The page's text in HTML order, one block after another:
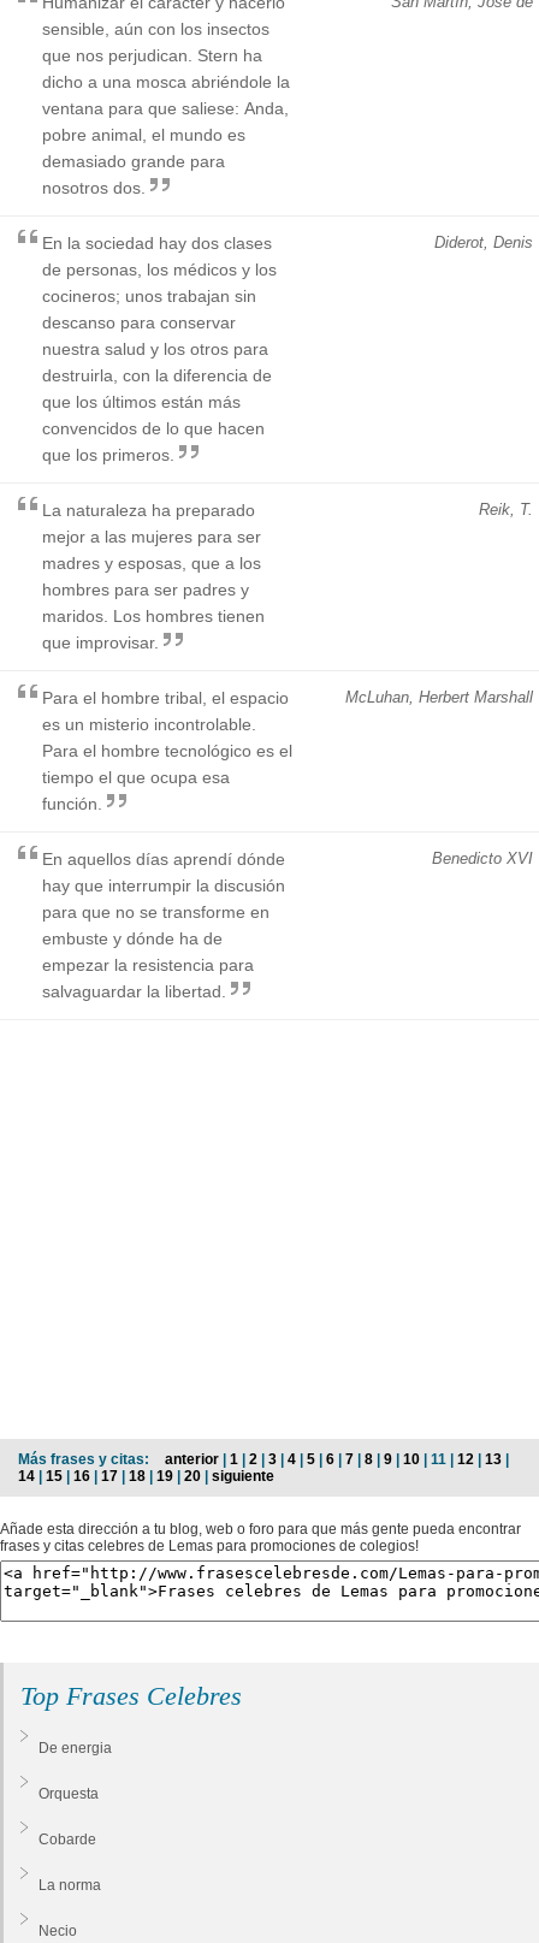
sensible, aún con los insectos
que nos perjudican. Stern ha
dicho a una mosca abriéndole la
ventana para que saliese: Anda,
pobre animal, el mundo es
demasiado grande para
nosotros dos.
Diderot, Denis
En la sociedad hay dos clases
de personas, los médicos y los
cocineros; unos trabajan sin
descanso para conservar
nuestra salud y los otros para
destruirla, con la diferencia de
que los últimos están más
convencidos de lo que hacen
que los primeros.
Reik, T.
La naturaleza ha preparado
mejor a las mujeres para ser
madres y esposas, que a los
hombres para ser padres y
maridos. Los hombres tienen
que improvisar.
McLuhan, Herbert Marshall
Para el hombre tribal, el espacio
es un misterio incontrolable.
Para el hombre tecnológico es el
tiempo el que ocupa esa
función.
Benedicto XVI
En aquellos días aprendí dónde
hay que interrumpir la discusión
para que no se transforme en
embuste y dónde ha de
empezar la resistencia para
salvaguardar la libertad.
Más frases y citas: anterior | 1 | 2 | 3 | 4 | 5 | 6 | 7 | 8 | 9 | 10 | 11 | 12 | 13 |
14 | 15 | 16 | 17 | 18 | 19 | 20 | siguiente
Añade esta dirección a tu blog, web o foro para que más gente pueda encontrar
frases y citas celebres de Lemas para promociones de colegios!
Top Frases Celebres
De energia
Orquesta
Cobarde
La norma
Necio